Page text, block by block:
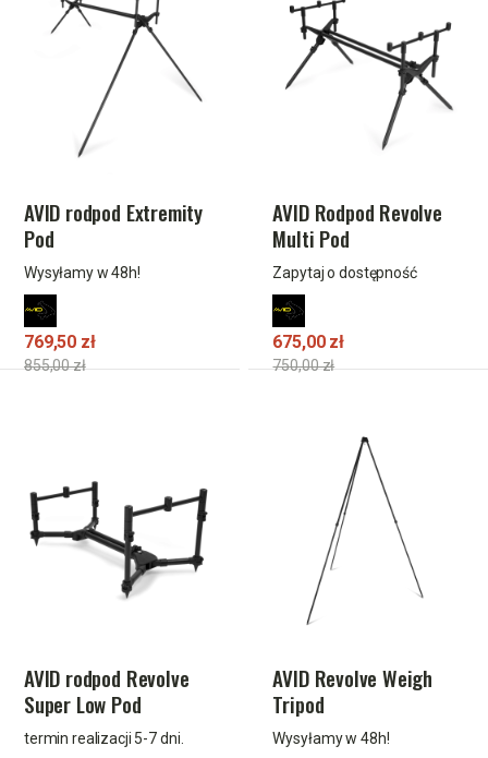
AVID rodpod Extremity
Pod
Wysyłamy w 48h!
769,50 zł
855,00 zł
AVID Rodpod Revolve
Multi Pod
Zapytaj o dostępność
675,00 zł
750,00 zł
AVID rodpod Revolve
Super Low Pod
termin realizacji 5-7 dni.
AVID Revolve Weigh
Tripod
Wysyłamy w 48h!